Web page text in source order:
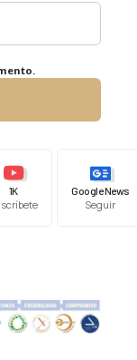
1K Google News
Seguir